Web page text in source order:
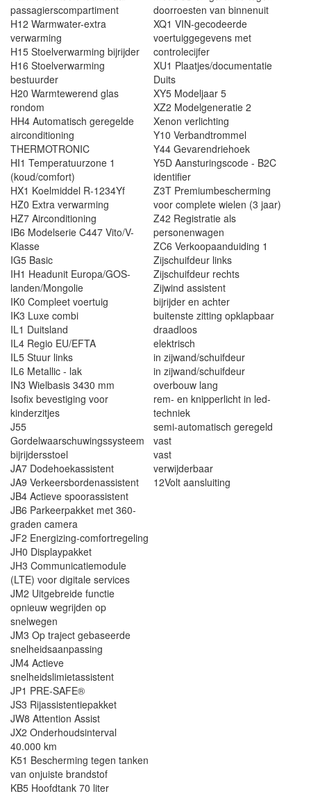
passagierscompartiment
H12 Warmwater-extra
verwarming
H15 Stoelverwarming bijrijder
H16 Stoelverwarming
bestuurder
H20 Warmtewerend glas
rondom
HH4 Automatisch geregelde
airconditioning
THERMOTRONIC
HI1 Temperatuurzone 1
(koud/comfort)
HX1 Koelmiddel R-1234Yf
HZ0 Extra verwarming
HZ7 Airconditioning
IB6 Modelserie C447 Vito/V-
Klasse
IG5 Basic
IH1 Headunit Europa/GOS-
landen/Mongolie
IK0 Compleet voertuig
IK3 Luxe combi
IL1 Duitsland
IL4 Regio EU/EFTA
IL5 Stuur links
IL6 Metallic - lak
IN3 Wielbasis 3430 mm
Isofix bevestiging voor
kinderzitjes
J55
Gordelwaarschuwingssysteem
bijrijdersstoel
JA7 Dodehoekassistent
JA9 Verkeersbordenassistent
JB4 Actieve spoorassistent
JB6 Parkeerpakket met 360-
graden camera
JF2 Energizing-comfortregeling
JH0 Displaypakket
JH3 Communicatiemodule
(LTE) voor digitale services
JM2 Uitgebreide functie
opnieuw wegrijden op
snelwegen
JM3 Op traject gebaseerde
snelheidsaanpassing
JM4 Actieve
snelheidslimietassistent
JP1 PRE-SAFE®
JS3 Rijassistentiepakket
JW8 Attention Assist
JX2 Onderhoudsinterval
40.000 km
K51 Bescherming tegen tanken
van onjuiste brandstof
KB5 Hoofdtank 70 liter
doorroesten van binnenuit
XQ1 VIN-gecodeerde
voertuiggegevens met
controlecijfer
XU1 Plaatjes/documentatie
Duits
XY5 Modeljaar 5
XZ2 Modelgeneratie 2
Xenon verlichting
Y10 Verbandtrommel
Y44 Gevarendriehoek
Y5D Aansturingscode - B2C
identifier
Z3T Premiumbescherming
voor complete wielen (3 jaar)
Z42 Registratie als
personenwagen
ZC6 Verkoopaanduiding 1
Zijschuifdeur links
Zijschuifdeur rechts
Zijwind assistent
bijrijder en achter
buitenste zitting opklapbaar
draadloos
elektrisch
in zijwand/schuifdeur
in zijwand/schuifdeur
overbouw lang
rem- en knipperlicht in led-
techniek
semi-automatisch geregeld
vast
vast
verwijderbaar
12Volt aansluiting